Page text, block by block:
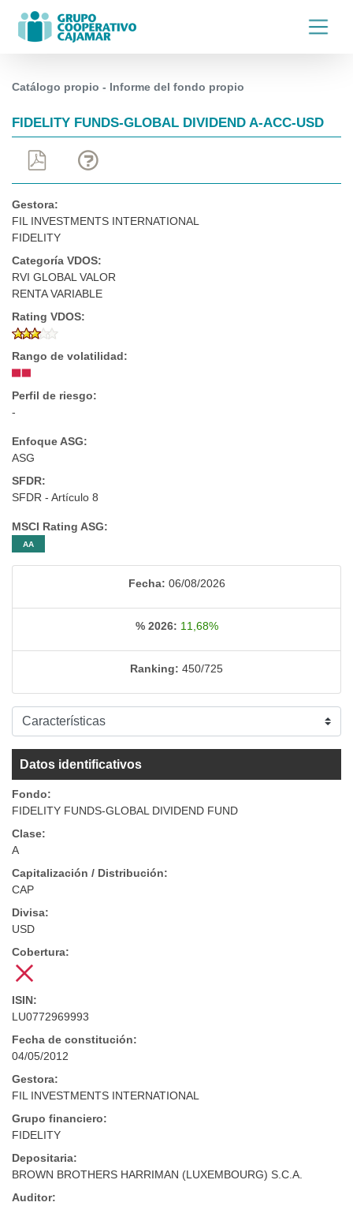
Catálogo propio - Informe del fondo propio
FIDELITY FUNDS-GLOBAL DIVIDEND A-ACC-USD
Gestora:
FIL INVESTMENTS INTERNATIONAL
FIDELITY
Categoría VDOS:
RVI GLOBAL VALOR
RENTA VARIABLE
Rating VDOS:
Rango de volatilidad:
Perfil de riesgo:
-
Enfoque ASG:
ASG
SFDR:
SFDR - Artículo 8
MSCI Rating ASG:
AA
Fecha: 06/08/2026
% 2026: 11,68%
Ranking: 450/725
Datos identificativos
Fondo:
FIDELITY FUNDS-GLOBAL DIVIDEND FUND
Clase:
A
Capitalización / Distribución:
CAP
Divisa:
USD
Cobertura:
ISIN:
LU0772969993
Fecha de constitución:
04/05/2012
Gestora:
FIL INVESTMENTS INTERNATIONAL
Grupo financiero:
FIDELITY
Depositaria:
BROWN BROTHERS HARRIMAN (LUXEMBOURG) S.C.A.
Auditor: